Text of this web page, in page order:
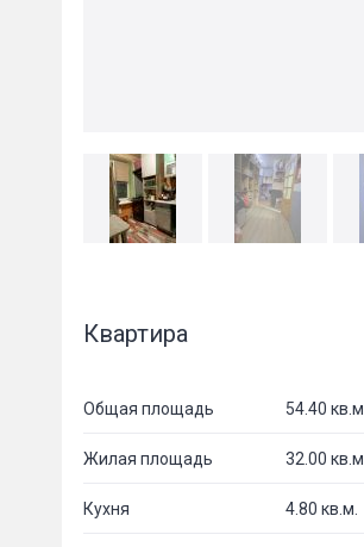
Квартира
Общая площадь 54.40 кв.м.
Жилая площадь 32.00 кв.м.
Кухня 4.80 кв.м.